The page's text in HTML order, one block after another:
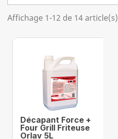
Affichage 1-12 de 14 article(s)
Décapant Force +
Four Grill Friteuse
Orlav 5L